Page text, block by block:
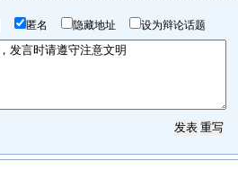
匿名 隐藏地址 设为辩论话题